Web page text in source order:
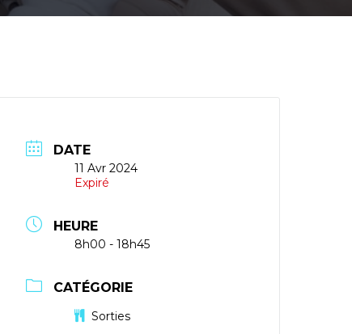
DATE
11 Avr 2024
Expiré
HEURE
8h00 - 18h45
CATÉGORIE
Sorties